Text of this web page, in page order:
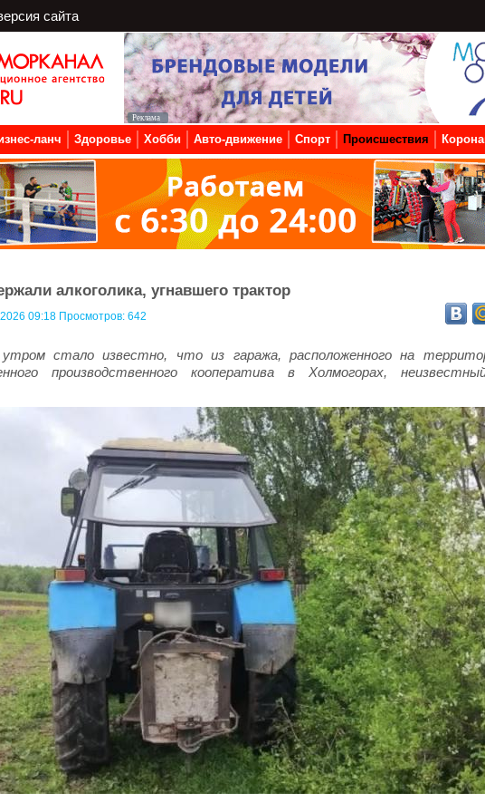
сайта
ланч Здоровье Хобби Авто-движение Спорт Происшествия
алкоголика, угнавшего трактор
09:18 Просмотров: 642
утром стало известно, что из гаража, расположенного на
производственного кооператива в Холмогорах,